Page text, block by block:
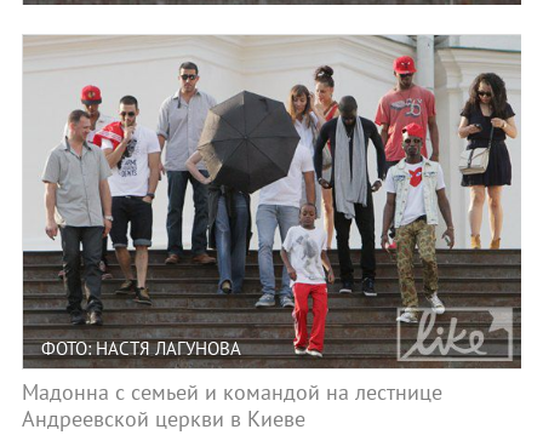
ФОТО: НАСТЯ ЛАГУНОВА
Мадонна с семьей и командой на лестнице
Андреевской церкви в Киеве